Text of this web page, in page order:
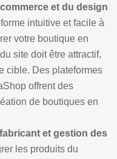
et du design
intuitive et facile à
votre boutique en
site doit être attractif,
cible. Des plateformes
offrent des
de boutiques en
et gestion des
les produits du